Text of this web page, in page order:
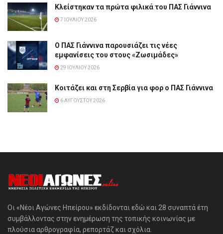
Κλείστηκαν τα πρώτα φιλικά του ΠΑΣ Γιάννινα
7 ΙΟΥΛΊΟΥ 2026
Ο ΠΑΣ Γιάννινα παρουσιάζει τις νέες
εμφανίσεις του στους «Ζωσιμάδες»
29 ΙΟΥΛΊΟΥ 2026
Κοιτάζει και στη Σερβία για φορ ο ΠΑΣ Γιάννινα
6 ΑΥΓΟΎΣΤΟΥ 2026
Οι «Νέοι Αγώνες Ηπείρου» εκδίδονται εδώ και 28 συναπτά έτη
συμβάλλοντας στην ενημέρωση της τοπικής κοινωνίας με
πλούσια αρθρογραφία, ρεπορτάζ και σχόλια.